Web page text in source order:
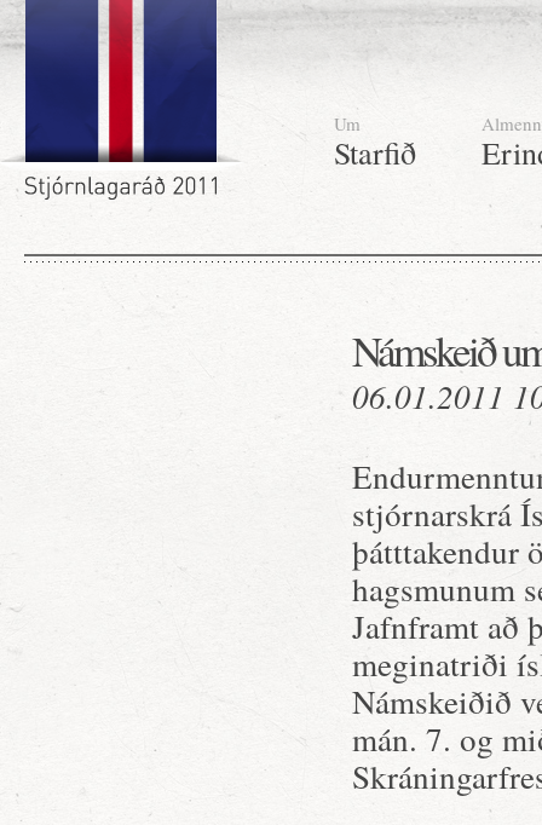
Um
Starfið
Almenn
Námskeið
06.01.2011
stjórnarskrá
þátttakendur
hagsmunum
Jafnframt að
meginatriði
Námskeiðið
mán. 7. og